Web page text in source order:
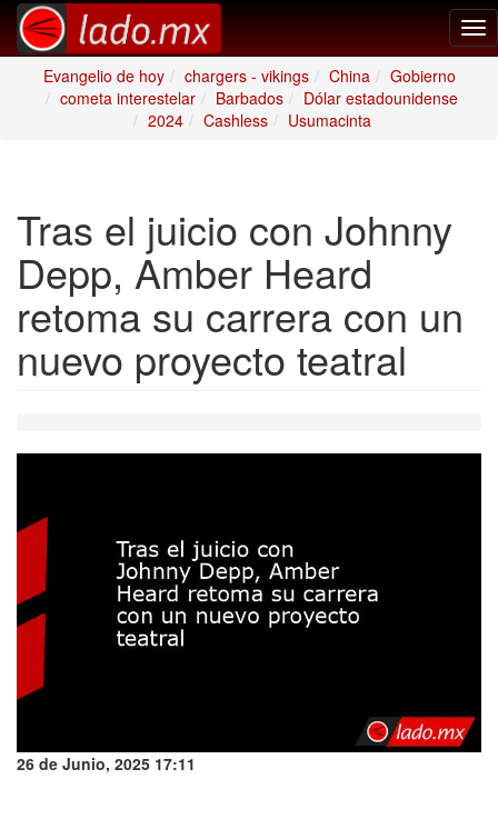
Evangelio de hoy
chargers - vikings China
Gobierno
cometa interestelar
Barbados
Dólar estadounidense
2024
Cashless Usumacinta
Tras el juicio con Johnny
Depp, Amber Heard
retoma su carrera con un
nuevo proyecto teatral
26 de Junio, 2025 17:11